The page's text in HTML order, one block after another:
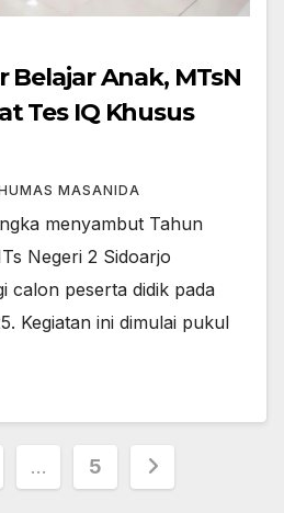
Belajar Anak, MTsN
Tes IQ Khusus
MASANIDA
menyambut Tahun
Negeri 2 Sidoarjo
calon peserta didik pada
Kegiatan ini dimulai pukul
… 5